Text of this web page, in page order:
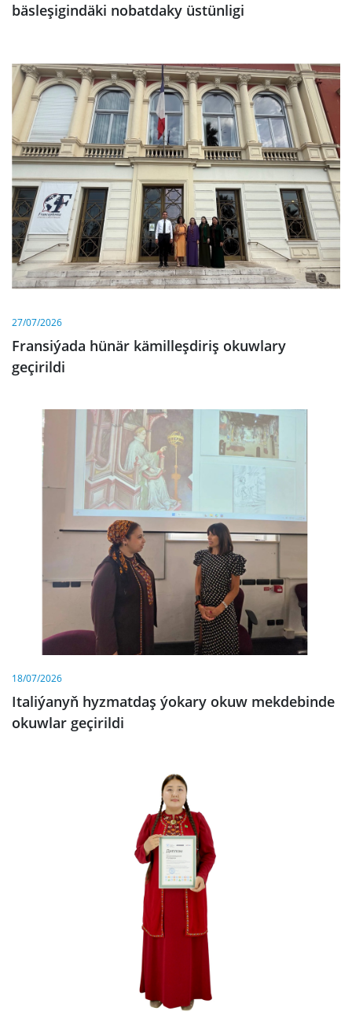
bäsleşigindäki nobatdaky üstünligi
27/07/2026
Fransiýada hünär kämilleşdiriş okuwlary
geçirildi
18/07/2026
Italiýanyň hyzmatdaş ýokary okuw mekdebinde
okuwlar geçirildi